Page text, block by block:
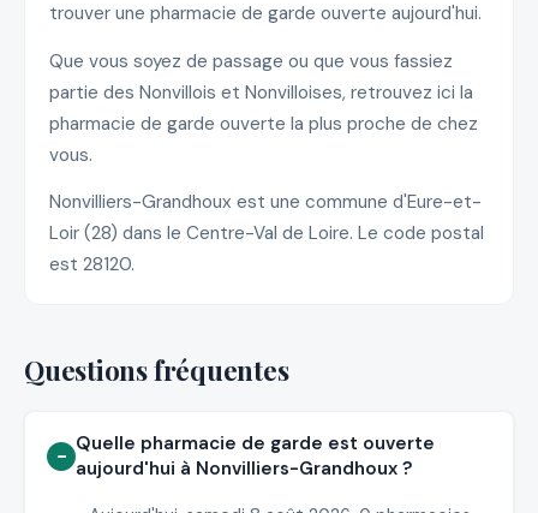
trouver une pharmacie de garde ouverte aujourd'hui.
Que vous soyez de passage ou que vous fassiez
partie des Nonvillois et Nonvilloises, retrouvez ici la
pharmacie de garde ouverte la plus proche de chez
vous.
Nonvilliers-Grandhoux est une commune d'Eure-et-
Loir (28) dans le Centre-Val de Loire. Le code postal
est 28120.
Questions fréquentes
Quelle pharmacie de garde est ouverte
aujourd'hui à Nonvilliers-Grandhoux ?